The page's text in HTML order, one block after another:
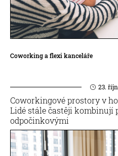
Coworking a flexi kanceláře
23.
Coworkingové prostory v
Lidé stále častěji kombinují
odpočinkovými